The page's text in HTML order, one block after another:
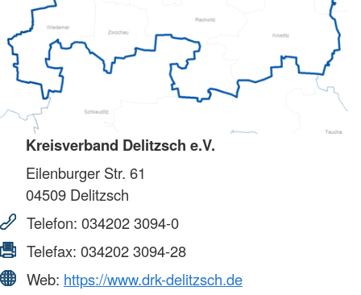
Kreisverband Delitzsch e.V.
Eilenburger Str. 61
04509 Delitzsch
Telefon: 034202 3094-0
Telefax: 034202 3094-28
Web: https://www.drk-delitzsch.de